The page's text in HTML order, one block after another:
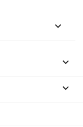


